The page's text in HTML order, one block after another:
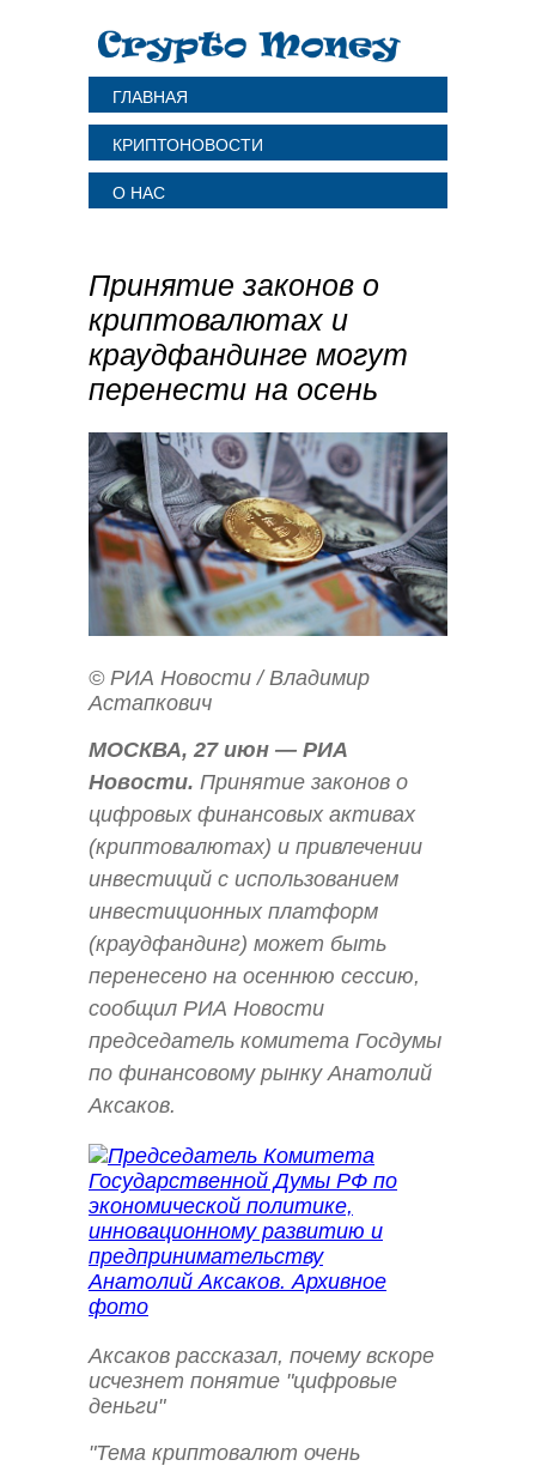
ГЛАВНАЯ
КРИПТОНОВОСТИ
О НАС
Принятие законов о
криптовалютах и
краудфандинге могут
перенести на осень
© РИА Новости / Владимир
Астапкович
МОСКВА, 27 июн — РИА
Новости. Принятие законов о
цифровых финансовых активах
(криптовалютах) и привлечении
инвестиций с использованием
инвестиционных платформ
(краудфандинг) может быть
перенесено на осеннюю сессию,
сообщил РИА Новости
председатель комитета Госдумы
по финансовому рынку Анатолий
Аксаков.
Аксаков рассказал, почему вскоре
исчезнет понятие "цифровые
деньги"
"Тема криптовалют очень